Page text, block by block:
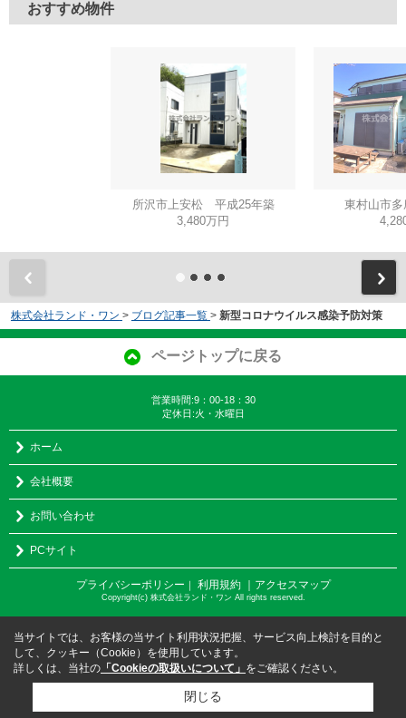
おすすめ物件
所沢市上安松 平成25年築
3,480万円
東村山市
株式会社ランド・ワン > ブログ記事一覧 > 新型コロナウイルス感染予防対策
ページトップに戻る
営業時間:9：00-18：30
定休日:火・水曜日
ホーム
会社概要
お問い合わせ
PCサイト
プライバシーポリシー 利用規約 ｜アクセスマップ
Copyright(c) 株式会社ランド・ワン All rights reserved.
当サイトでは、お客様の当サイト利用状況把握、サービス向上検討を目的と
して、クッキー（Cookie）を使用しています。
詳しくは、当社の 「Cookieの取扱いについて」 をご確認ください。
閉じる